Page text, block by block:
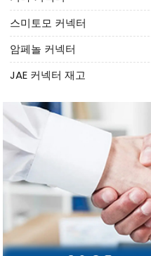
스미토모 커넥터
암페놀 커넥터
JAE 커넥터 재고